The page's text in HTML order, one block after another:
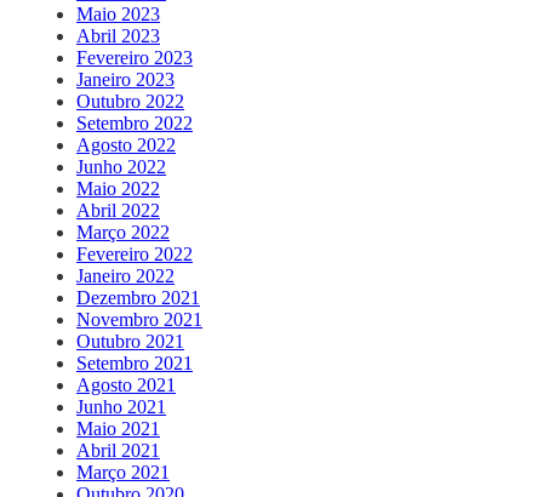
Maio 2023
Abril 2023
Fevereiro 2023
Janeiro 2023
Outubro 2022
Setembro 2022
Agosto 2022
Junho 2022
Maio 2022
Abril 2022
Março 2022
Fevereiro 2022
Janeiro 2022
Dezembro 2021
Novembro 2021
Outubro 2021
Setembro 2021
Agosto 2021
Junho 2021
Maio 2021
Abril 2021
Março 2021